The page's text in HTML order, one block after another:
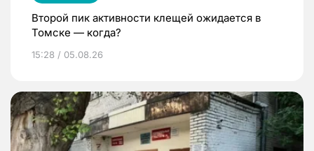
Второй пик активности клещей ожидается в
Томске — когда?
15:28 / 05.08.26